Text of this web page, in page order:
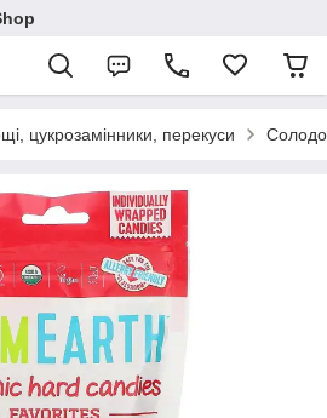
цукрозамінники, перекуси